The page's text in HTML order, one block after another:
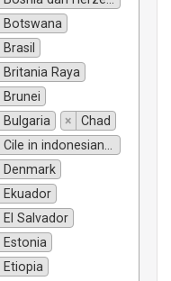
Botswana
Brasil
Britania Raya
Brunei
Bulgaria ×
Chad
Cile in indonesiano si traduce "Chili".
Denmark
Ekuador
El Salvador
Estonia
Etiopia